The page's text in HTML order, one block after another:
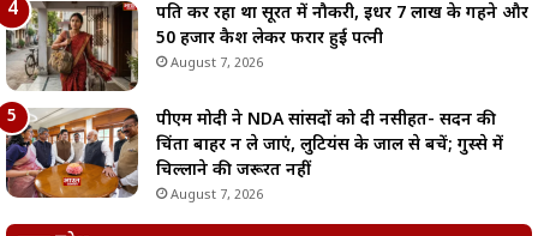
पति कर रहा था सूरत में नौकरी, इधर 7 लाख के गहने और
50 हजार कैश लेकर फरार हुई पत्नी
August 7, 2026
पीएम मोदी ने NDA सांसदों को दी नसीहत- सदन की
चिंता बाहर न ले जाएं, लुटियंस के जाल से बचें; गुस्से में
चिल्लाने की जरूरत नहीं
August 7, 2026